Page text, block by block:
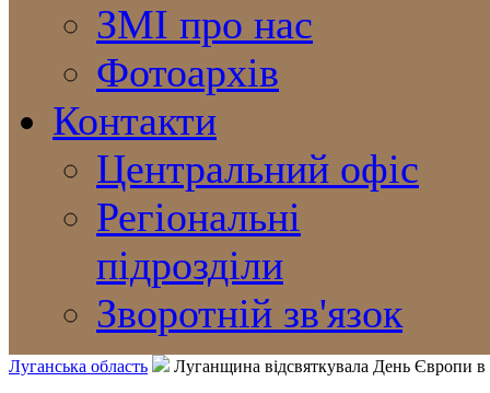
ЗМІ про нас
Фотоархів
Контакти
Центральний офіс
Регіональні
підрозділи
Зворотній зв'язок
Луганська область
Луганщина відсвяткувала День Європи в